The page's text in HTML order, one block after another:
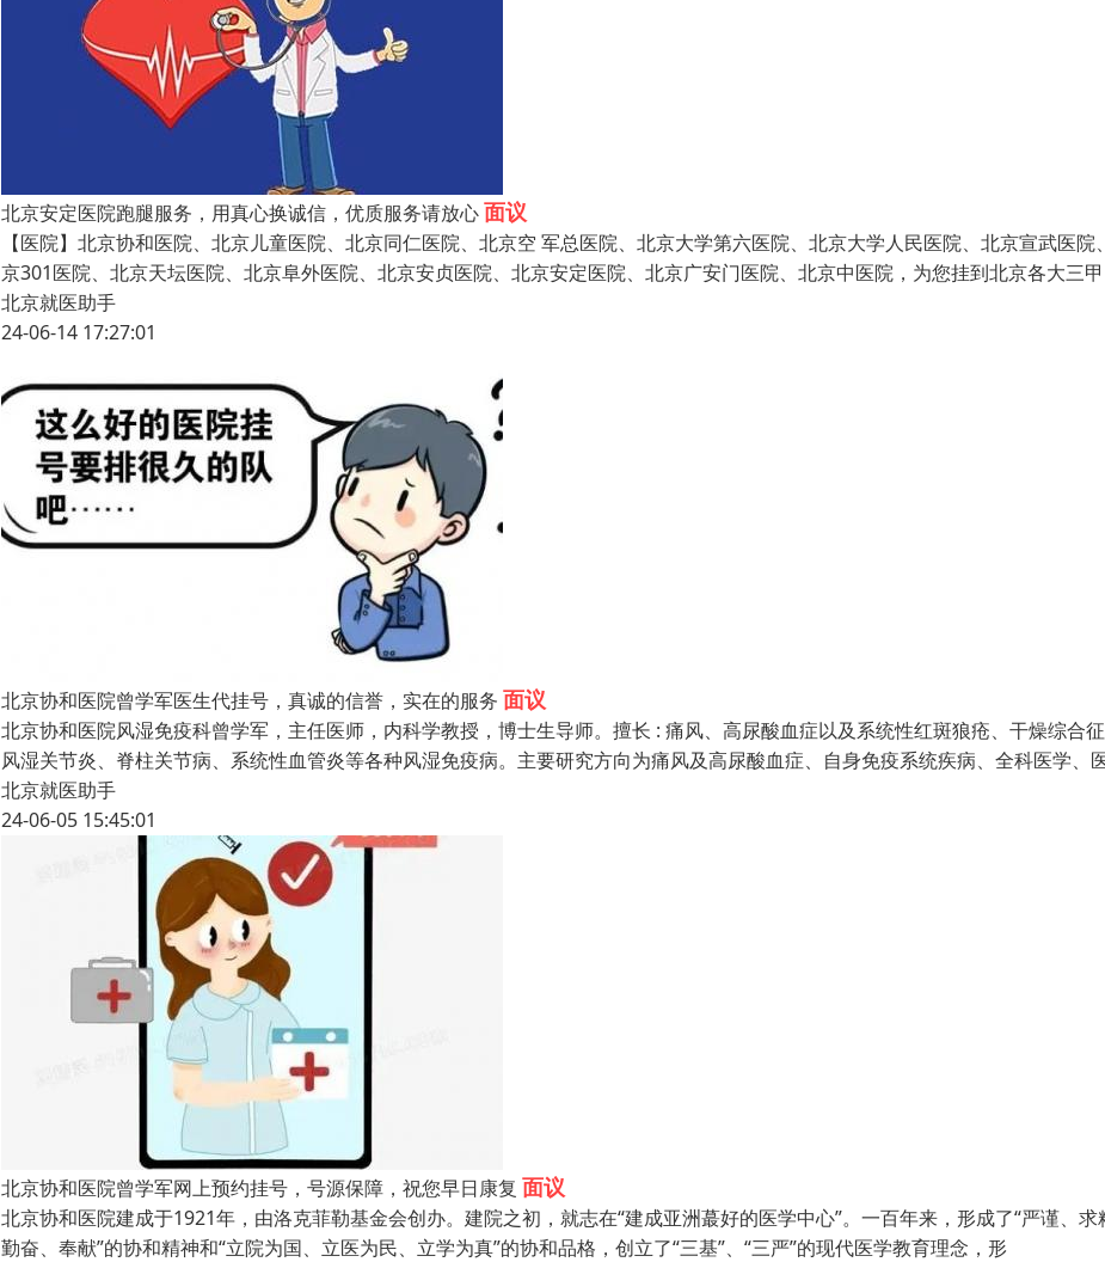
北京安定医院跑腿服务，用真心换诚信，优质服务请放心面议
【医院】北京协和医院、北京儿童医院、北京同仁医院、北京空 军总医院、北京大学第六医院、北京大学人民医院、北京宣武医院
京301医院、北京天坛医院、北京阜外医院、北京安贞医院、北京安定医院、北京广安门医院、北京中医院，为您挂到北京各大三
北京就医助手
24-06-14 17:27:01
北京协和医院曾学军医生代挂号，真诚的信誉，实在的服务 面议
北京协和医院风湿免疫科曾学军，主任医师，内科学教授，博士生导师。擅长 : 痛风、高尿酸血症以及系统性红斑狼疮、干燥综合
风湿关节炎、脊柱关节病、系统性血管炎等各种风湿免疫病。主要研究方向为痛风及高尿酸血症、自身免疫系统疾病、全科医学、
北京就医助手
24-06-05 15:45:01
北京协和医院曾学军网上预约挂号，号源保障，祝您早日康复 面议
北京协和医院建成于1921年，由洛克菲勒基金会创办。建院之初，就志在“建成亚洲蕞好的医学中心”。一百年来，形成了“严谨、求
勤奋、奉献”的协和精神和“立院为国、立医为民、立学为真”的协和品格，创立了“三基”、“三严”的现代医学教育理念，形